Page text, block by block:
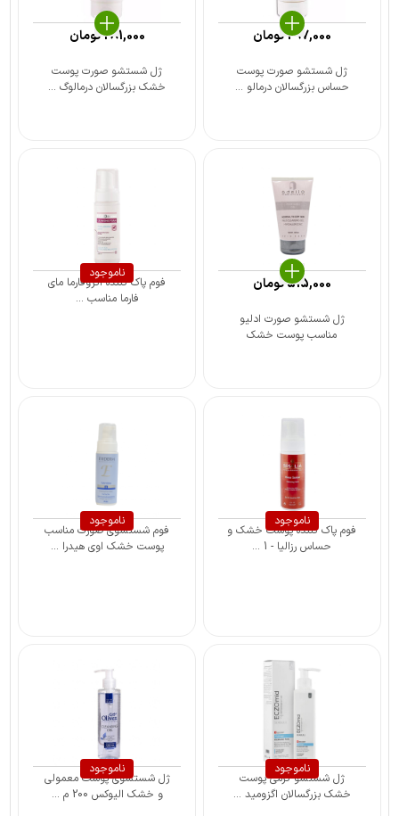
ژل شستشو صورت پوست
حساس بزرگسالان درمالو ...
297,000تومان
ژل شستشو صورت پوست
خشک بزرگسالان درمالوگ ...
281,000تومان
ژل شستشو صورت ادلیو
مناسب پوست خشک
515,000تومان
ناموجود
فوم پاک کننده اگزوفارما مای
فارما مناسب ...
ناموجود
فوم پاک کننده پوست خشک و
حساس رزالیا - 1 ...
ناموجود
فوم شستشوی صورت مناسب
پوست خشک اوی هیدرا ...
ناموجود
ژل شستشو کرمی پوست
خشک بزرگسالان اگزومید ...
ناموجود
ژل شستشوی پوست معمولی
و خشک الیوکس 200 م ...